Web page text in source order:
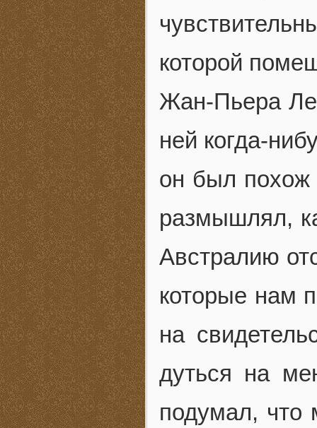
которой
Жан-Пьера
ней когда-
он был похож
размышлял,
Австралию
которые нам
на
дуться на
подумал, что